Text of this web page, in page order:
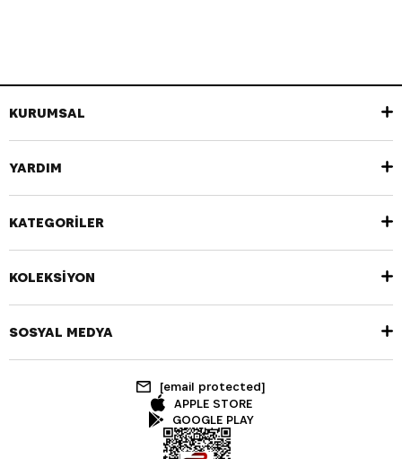
KURUMSAL
YARDIM
KATEGORİLER
KOLEKSİYON
SOSYAL MEDYA
[email protected]
APPLE STORE
GOOGLE PLAY